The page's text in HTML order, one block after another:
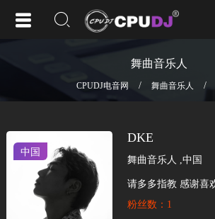
舞曲音乐人
CPUDJ电音网 / 舞曲音乐人 /
中国
DKE
舞曲音乐人 ,中国
请多多指教 感谢喜
粉丝数：1